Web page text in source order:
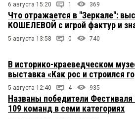
6 августа 15:20 1 369
Что отражается в "Зеркале":
КОШЕЛЕВОЙ с игрой фактур и
5 августа 13:58 0 740
В историко-краеведческом
выставка «Как рос и строился
5 августа 12:40 4 935
Названы победители Фестиваля
109 команд в семи категориях